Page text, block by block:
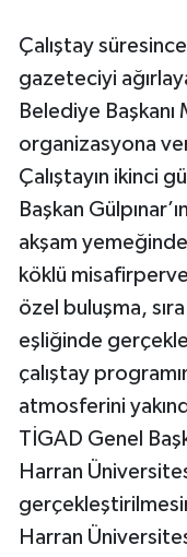
Çalıştay süresince
gazeteciyi
Belediye Başkanı
organizasyona
Çalıştayın ikinci
Başkan
akşam yemeğinde
köklü
özel buluşma,
eşliğinde
çalıştay
atmosferini
TİGAD Genel
Harran
Harran